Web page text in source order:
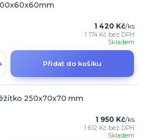
1 420 Kč/ks
1 174 Kč bez DPH
Skladem
Přidat do košíku
250x70x70 mm
1 950 Kč/ks
1 612 Kč bez DPH
Skladem